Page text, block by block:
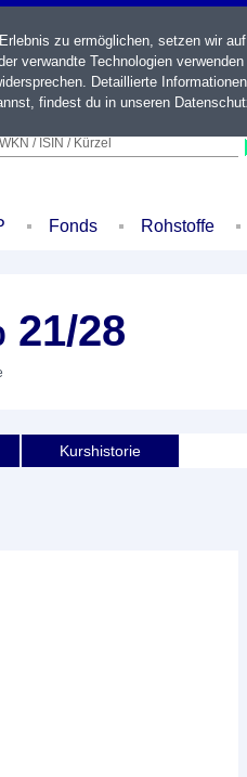
/ ISIN / Kürzel
Fonds Rohstoffe
21/28
Kurshistorie
zu ermöglichen, setzen wir
verwandte Technologien
Detaillierte
findest du in unseren